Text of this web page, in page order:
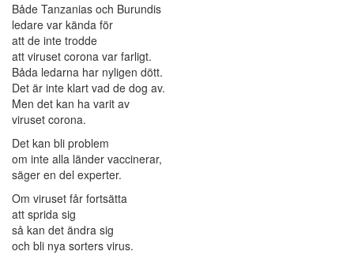
Både Tanzanias och Burundis
ledare var kända för
att de inte trodde
att viruset corona var farligt.
Båda ledarna har nyligen dött.
Det är inte klart vad de dog av.
Men det kan ha varit av
viruset corona.
Det kan bli problem
om inte alla länder vaccinerar,
säger en del experter.
Om viruset får fortsätta
att sprida sig
så kan det ändra sig
och bli nya sorters virus.